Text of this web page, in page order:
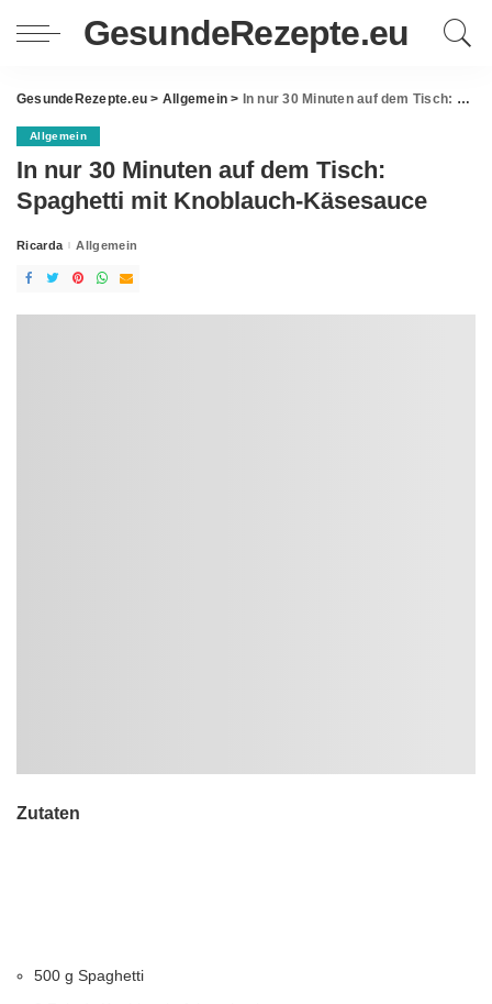
GesundeRezepte.eu
GesundeRezepte.eu > Allgemein > In nur 30 Minuten auf dem Tisch: Spaghetti mit Knoblauch-Käsesauce
Allgemein
In nur 30 Minuten auf dem Tisch:
Spaghetti mit Knoblauch-Käsesauce
Posted
Ricarda Allgemein
Zutaten
500 g Spaghetti